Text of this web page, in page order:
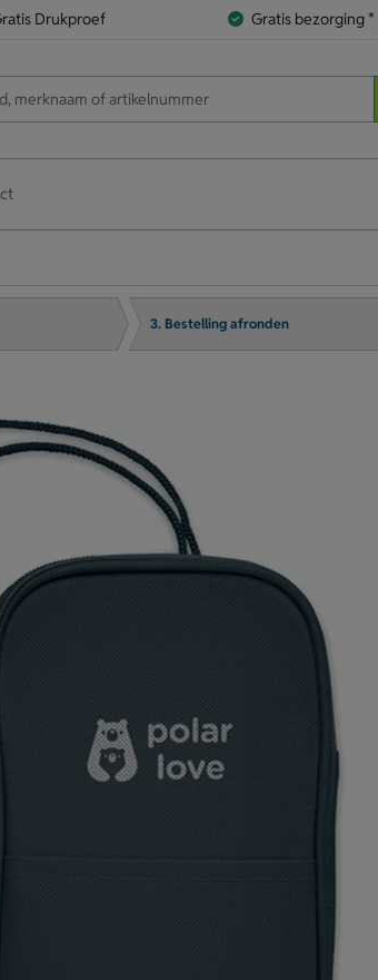
Drukproef Gratis bezorging *
3. Bestelling afronden